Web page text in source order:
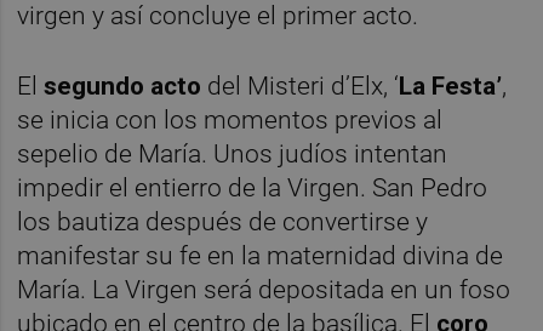
virgen y así concluye el primer acto.
Elsegundo acto del Misteri d’Elx, ‘La Festa’,
se inicia con los momentos previos al
sepelio de María. Unos judíos intentan
impedir el entierro de la Virgen. San Pedro
los bautiza después de convertirse y
manifestar su fe en la maternidad divina de
María. La Virgen será depositada en un foso
ubicado en el centro de la basílica. El coro